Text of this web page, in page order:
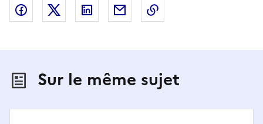
Partager sur Facebook
Partager sur X (anciennement Twitter)
Partager sur LinkedIn
Partager par email
Sur le même sujet